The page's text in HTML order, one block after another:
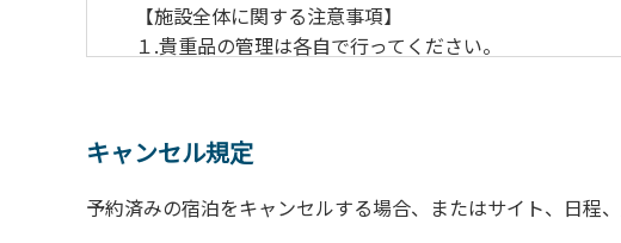
【施設全体に関する注意事項】
１.貴重品の管理は各自で行ってください。
４.場内を車で移動する場合は、徐行運転（5km/h以下）
５.施設内は土足禁止です。
６.コテージ・ロッジ棟内は禁煙です。
７.ゴミは分別した上で、燃えるごみ以外は中身を洗い
キャンセル規定
予約済みの宿泊をキャンセルする場合、またはサイト、日程